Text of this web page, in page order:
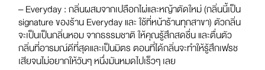
– Everyday :กลิ่นผสมจากเปลือกไผ่และหญ้าตัดใหม่(กลิ่นนี้เป็น
signatureของร้านEverydayและ ใช้ที่หน้าร้านทุกสาขา) ตัวกลิ่น
จะเป็นเป็นกลิ่นหอม จากธรรมชาติ ให้คุณรู้สึกสดชื่น และตื่นตัว
กลิ่นที่อารมณ์ดีที่สุดและเป็นมิตร ตอนที่ได้กลิ่นจะทำให้รู้สึกเฟรช
เสียจนไม่อยากให้วันๆ หนึ่งมันหมดไปเร็วๆ เลย